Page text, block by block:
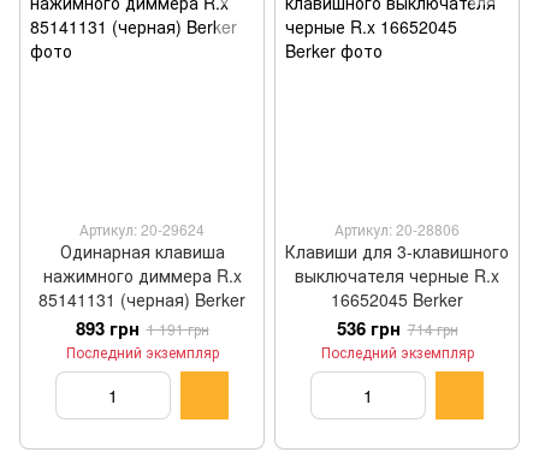
Артикул: 20-29624
Одинарная клавиша
нажимного диммера R.x
85141131 (черная) Berker
893 грн 1 191 грн
Последний экземпляр
Артикул: 20-28806
Клавиши для 3-клавишного
выключателя черные R.x
16652045 Berker
536 грн 714 грн
Последний экземпляр